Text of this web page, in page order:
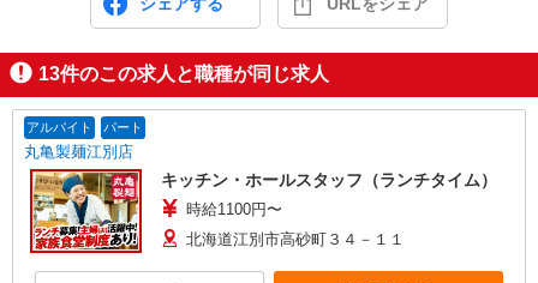
13件のこの求人と職種が同じ求人
アルバイト パート
丸亀製麺江別店
キッチン・ホールスタッフ（ランチタイム）
時給1100円〜
北海道江別市高砂町３４－１１